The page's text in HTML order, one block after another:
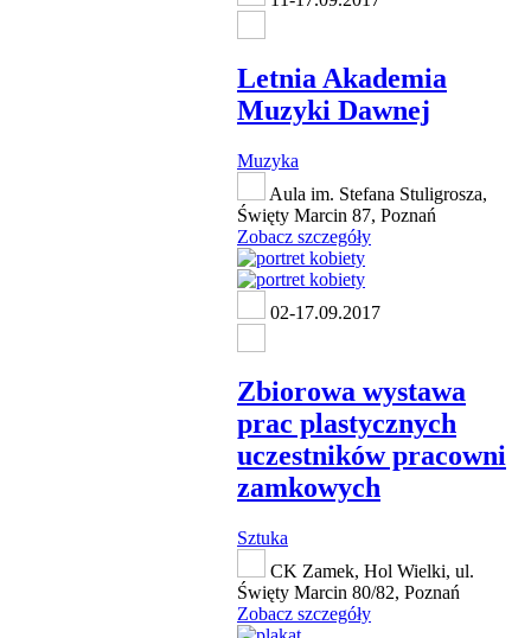
Letnia Akademia
Muzyki Dawnej
Muzyka
Aula im. Stefana Stuligrosza,
Święty Marcin 87, Poznań
Zobacz szczegóły
02-17.09.2017
Zbiorowa wystawa
prac plastycznych
uczestników pracowni
zamkowych
Sztuka
CK Zamek, Hol Wielki, ul.
Święty Marcin 80/82, Poznań
Zobacz szczegóły